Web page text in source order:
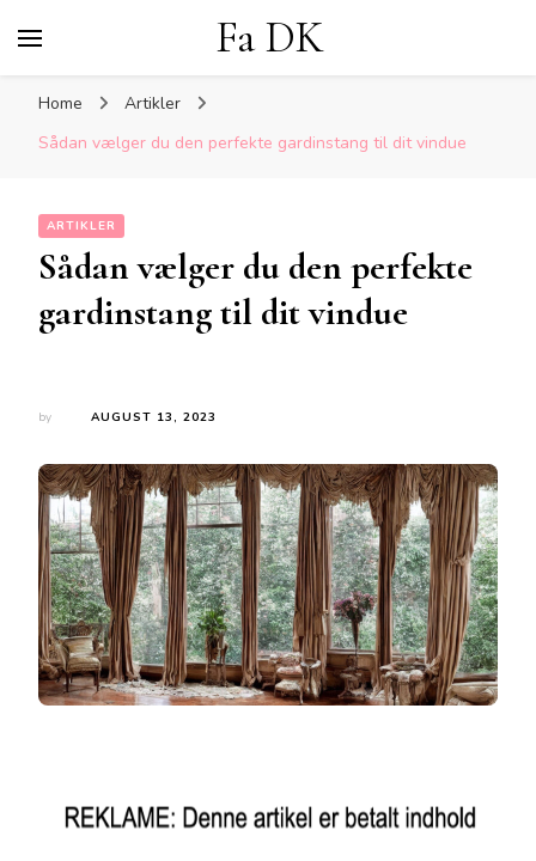
Fa DK
Home
Artikler
Sådan vælger du den perfekte gardinstang til dit vindue
ARTIKLER
Sådan vælger du den perfekte
gardinstang til dit vindue
by AUGUST 13, 2023